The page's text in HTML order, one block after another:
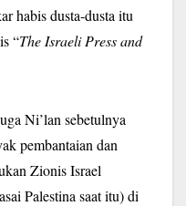
habis dusta-dusta itu
“The Israeli Press and
Ni’lan sebetulnya
pembantaian dan
Zionis Israel
Palestina saat itu) di